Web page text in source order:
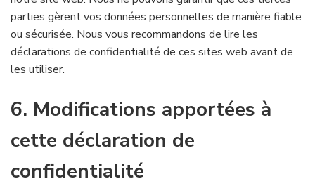
parties gèrent vos données personnelles de manière fiable
ou sécurisée. Nous vous recommandons de lire les
déclarations de confidentialité de ces sites web avant de
les utiliser.
6. Modifications apportées à
cette déclaration de
confidentialité